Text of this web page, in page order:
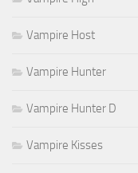
Vampire Host
Vampire Hunter
Vampire Hunter D
Vampire Kisses